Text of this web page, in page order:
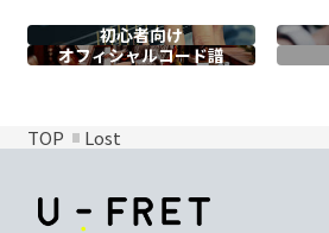
初心者向け
オフィシャルコード譜
TOP Lost